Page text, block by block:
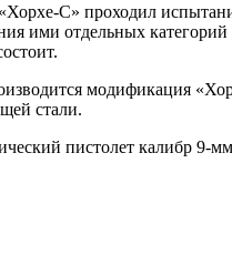
С» проходил
ими отдельных
модификация
стали.